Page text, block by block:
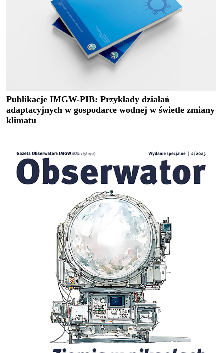
Publikacje IMGW-PIB: Przykłady działań
adaptacyjnych w gospodarce wodnej w świetle zmiany
klimatu